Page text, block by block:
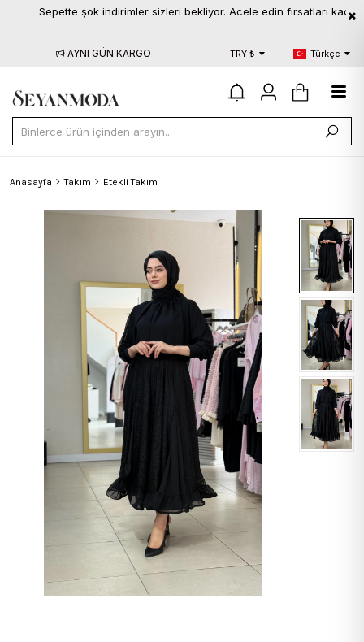
Sepette şok indirimler sizleri bekliyor. Acele edin fırsatları kaçırmayın
AYNI GÜN KARGO TRY ₺ Türkçe
Anasayfa Takım Etekli Takım